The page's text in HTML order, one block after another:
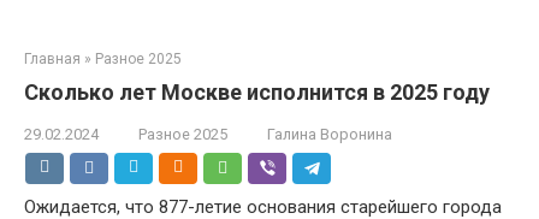
Главная » Разное 2025
Сколько лет Москве исполнится в 2025 году
29.02.2024 Разное 2025 Галина Воронина
Ожидается, что 877-летие основания старейшего города